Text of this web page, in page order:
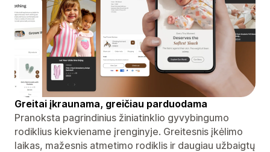
Greitai įkraunama, greičiau parduodama
Pranoksta pagrindinius žiniatinklio gyvybingumo
rodiklius kiekviename įrenginyje. Greitesnis įkėlimo
laikas, mažesnis atmetimo rodiklis ir daugiau užbaigtų